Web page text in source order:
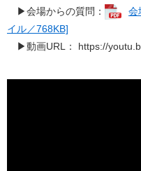
▶会場からの質問：
会
イル／768KB]
▶動画URL： https://